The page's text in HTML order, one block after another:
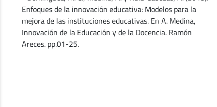
Enfoques de la innovación educativa: Modelos para la
mejora de las instituciones educativas. En A. Medina,
Innovación de la Educación y de la Docencia. Ramón
Areces. pp.01-25.